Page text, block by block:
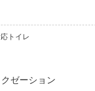
トイレ
ゼーション